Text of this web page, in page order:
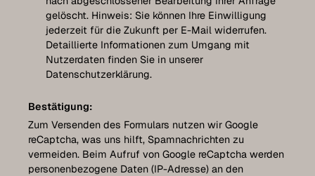
gelöscht. Hinweis: Sie können Ihre Einwilligung
jederzeit für die Zukunft per E-Mail widerrufen.
Detaillierte Informationen zum Umgang mit
Nutzerdaten finden Sie in unserer
Datenschutzerklärung.
Bestätigung:
Zum Versenden des Formulars nutzen wir Google
reCaptcha, was uns hilft, Spamnachrichten zu
vermeiden. Beim Aufruf von Google reCaptcha werden
personenbezogene Daten (IP-Adresse) an den